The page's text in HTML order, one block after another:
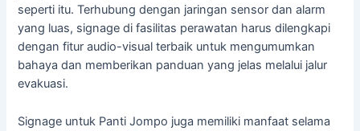
seperti itu. Terhubung dengan jaringan sensor dan alarm
yang luas, signage di fasilitas perawatan harus dilengkapi
dengan fitur audio-visual terbaik untuk mengumumkan
bahaya dan memberikan panduan yang jelas melalui jalur
evakuasi.
Signage untuk Panti Jompo juga memiliki manfaat selama